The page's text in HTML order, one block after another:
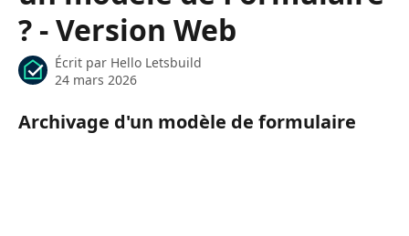
? - Version Web
Écrit par Hello Letsbuild
24 mars 2026
Archivage d'un modèle de formulaire